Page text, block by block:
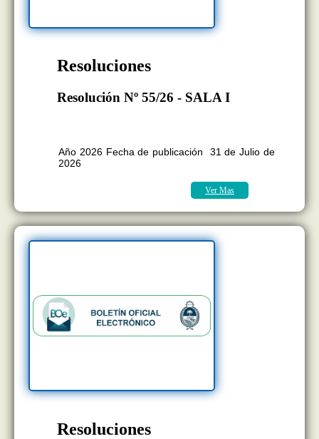
Resoluciones
Resolución Nº 55/26 - SALA I
Año 2026 Fecha de publicación 31 de Julio de
2026
Ver Mas
Resoluciones